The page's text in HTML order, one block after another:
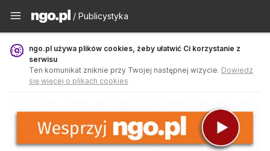
Publicystyka - ngo.pl
/ Publicystyka
ngo.pl używa plików cookies, żeby ułatwić Ci korzystanie z
serwisu
Ten komunikat zniknie przy Twojej następnej wizycie. Dowiedz
się więcej o plikach cookies